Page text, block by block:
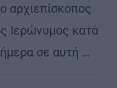
αρχιεπίσκοπος
Ιερώνυμος κατά
σε αυτή …